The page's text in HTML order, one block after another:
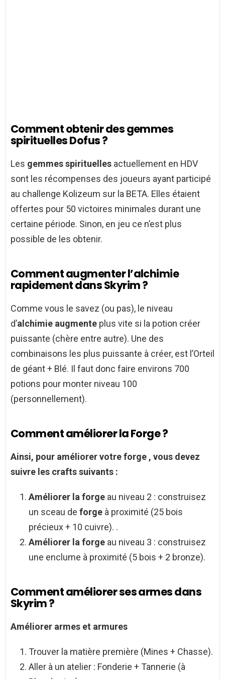
Comment obtenir des gemmes
spirituelles Dofus ?
Les gemmes spirituelles actuellement en HDV
sont les récompenses des joueurs ayant participé
au challenge Kolizeum sur la BETA. Elles étaient
offertes pour 50 victoires minimales durant une
certaine période. Sinon, en jeu ce n’est plus
possible de les obtenir.
Comment augmenter l’alchimie
rapidement dans Skyrim ?
Comme vous le savez (ou pas), le niveau
d’alchimie augmente plus vite si la potion créer
puissante (chère entre autre). Une des
combinaisons les plus puissante à créer, est l’Orteil
de géant + Blé. Il faut donc faire environs 700
potions pour monter niveau 100
(personnellement).
Comment améliorer la Forge ?
Ainsi, pour améliorervotreforge , vous devez
suivre les crafts suivants :
Améliorer la forge au niveau 2 : construisez
un sceau de forge à proximité (25 bois
précieux + 10 cuivre). .
Améliorer la forge au niveau 3 : construisez
une enclume à proximité (5 bois + 2 bronze).
Comment améliorer ses armes dans
Skyrim ?
Améliorer armes et armures
Trouver la matière première (Mines + Chasse).
Aller à un atelier : Fonderie + Tannerie (à